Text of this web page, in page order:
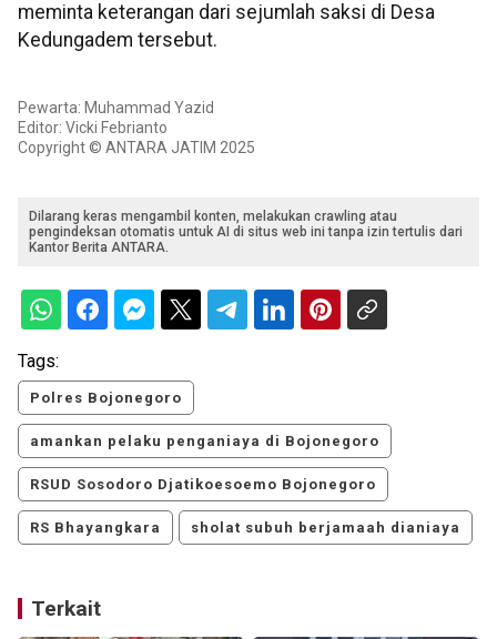
meminta keterangan dari sejumlah saksi di Desa
Kedungadem tersebut.
Pewarta: Muhammad Yazid
Editor: Vicki Febrianto
Copyright © ANTARA JATIM 2025
Dilarang keras mengambil konten, melakukan crawling atau
pengindeksan otomatis untuk AI di situs web ini tanpa izin tertulis dari
Kantor Berita ANTARA.
Tags:
Polres Bojonegoro
amankan pelaku penganiaya di Bojonegoro
RSUD Sosodoro Djatikoesoemo Bojonegoro
RS Bhayangkara sholat subuh berjamaah dianiaya
Terkait